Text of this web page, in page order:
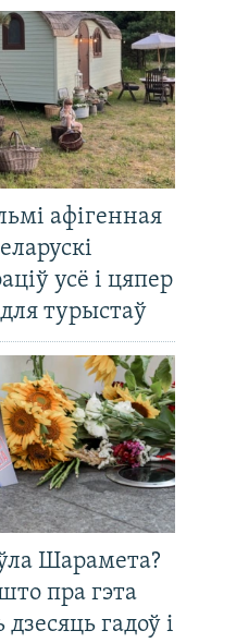
афігенная
усё і цяпер
турыстаў
Шарамета?
пра гэта
гадоў і